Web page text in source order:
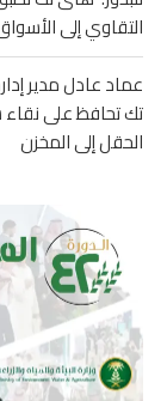
التقاوي إلى
عماد عادل مدير
تك تحافظ على نقاء
الحقل إلى المخزن